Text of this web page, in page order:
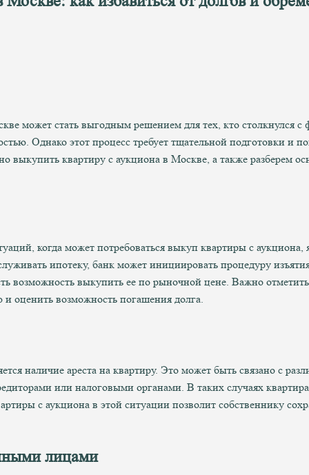
может стать выгодным решением для тех, кто столкнулся
Однако этот процесс требует тщательной подготовки и
выкупить квартиру с аукциона в Москве, а также разберем
когда может потребоваться выкуп квартиры с аукциона,
ипотеку, банк может инициировать процедуру
возможность выкупить ее по рыночной цене. Важно
оценить возможность погашения долга.
наличие ареста на квартиру. Это может быть связано с
или налоговыми органами. В таких случаях
с аукциона в этой ситуации позволит собственнику
лицами